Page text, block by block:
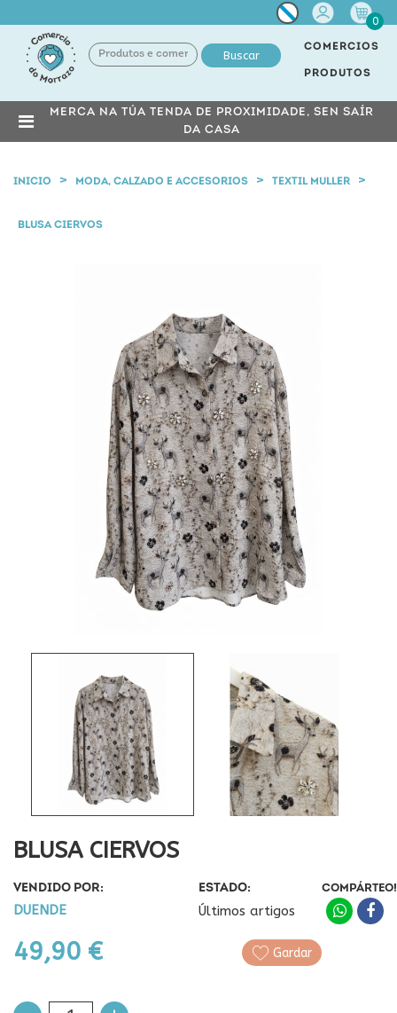
Miña
conta
0
Buscar
COMERCIOS
PRODUTOS
MERCA NA TÚA TENDA DE PROXIMIDADE, SEN SAÍR
DA CASA
INICIO MODA, CALZADO E ACCESORIOS TEXTIL MULLER
BLUSA CIERVOS
BLUSA CIERVOS
VENDIDO POR:
DUENDE
ESTADO:
Últimos artigos
49,90 €
COMPÁRTEO!
Gardar